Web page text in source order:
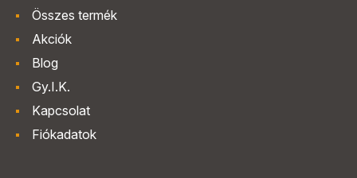
Összes termék
Akciók
Blog
Gy.I.K.
Kapcsolat
Fiókadatok